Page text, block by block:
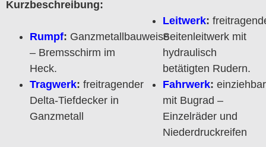
Kurzbeschreibung:
Rumpf: Ganzmetallbauweise
– Bremsschirm im
Heck.
Tragwerk: freitragender
Delta-Tiefdecker in
Ganzmetall
Leitwerk:
Seitenleitwerk mit
hydraulisch
betätigten Rudern.
Fahrwerk:
mit Bugrad –
Einzelräder und
Niederdruckreifen